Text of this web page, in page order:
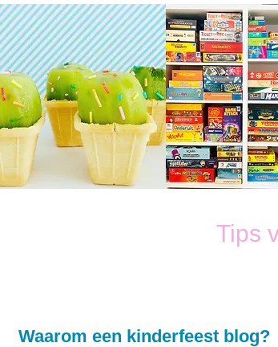
Tips
Waarom een kinderfeest blog?